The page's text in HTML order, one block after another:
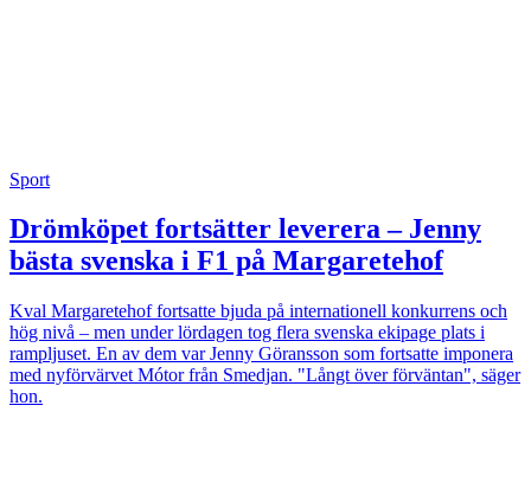
Sport
Drömköpet fortsätter leverera – Jenny
bästa svenska i F1 på Margaretehof
Kval Margaretehof fortsatte bjuda på internationell konkurrens och
hög nivå – men under lördagen tog flera svenska ekipage plats i
rampljuset. En av dem var Jenny Göransson som fortsatte imponera
med nyförvärvet Mótor från Smedjan. "Långt över förväntan", säger
hon.